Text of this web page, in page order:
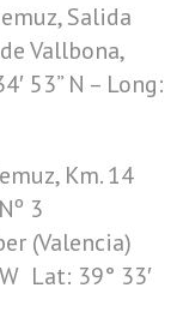
Salida
Vallbona,
53” N – Long:
Km. 14
3
(Valencia)
Lat: 39° 33′